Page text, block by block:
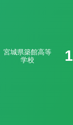
宮城県築館高等
学校
1